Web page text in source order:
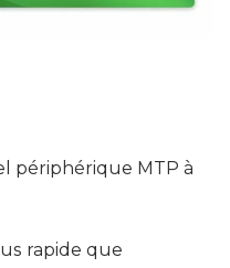
périphérique MTP à
rapide que